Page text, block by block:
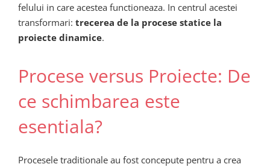
felului in care acestea functioneaza. In centrul acestei
transformari: trecerea de la procese statice la
proiecte dinamice.
Procese versus Proiecte: De
ce schimbarea este
esentiala?
Procesele traditionale au fost concepute pentru a crea